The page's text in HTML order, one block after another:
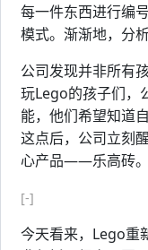
每一件东西进行编
模式。渐渐地，分
公司发现并非所有
玩Lego的孩子们，
能，他们希望知道
这点后，公司立刻
心产品——乐高砖。
[-]
今天看来，Lego重